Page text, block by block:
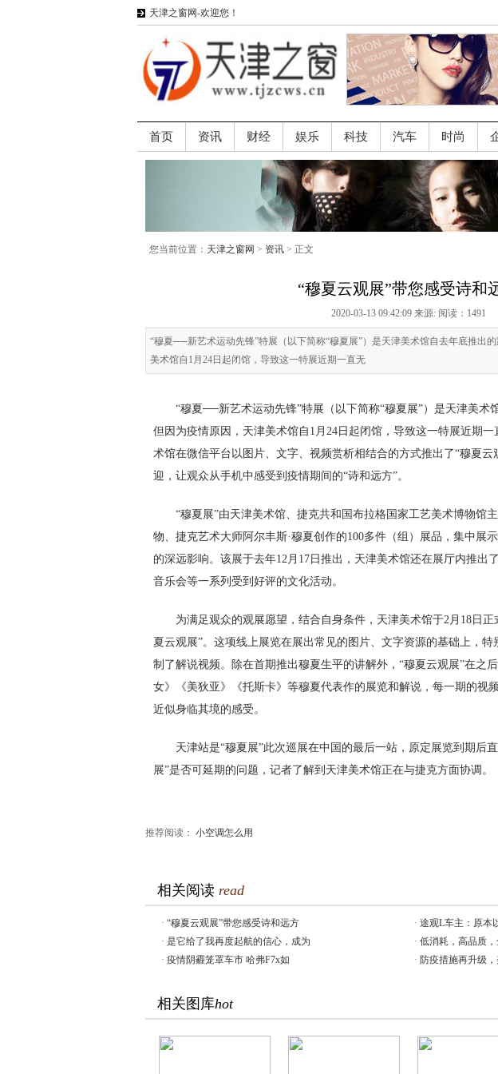
天津之窗网-欢迎您！
首页 资讯 财经 娱乐 科技 汽车 时尚
您当前位置： 天津之窗网 > 资讯 > 正文
“穆夏云观展”带您感受诗和
2020-03-13 09:42:09 来源: 阅读：1491
“穆夏──新艺术运动先锋”特展（以下简称“穆夏展”）是天津美术馆自去年底推出
美术馆自1月24日起闭馆，导致这一特展近期一直无
“穆夏──新艺术运动先锋”特展（以下简称“穆夏展”）是天津美术
但因为疫情原因，天津美术馆自1月24日起闭馆，导致这一特展近期
术馆在微信平台以图片、文字、视频赏析相结合的方式推出了“穆夏云
迎，让观众从手机中感受到疫情期间的“诗和远方”。
“穆夏展”由天津美术馆、捷克共和国布拉格国家工艺美术博物馆
物、捷克艺术大师阿尔丰斯·穆夏创作的100多件（组）展品，集中展
的深远影响。该展于去年12月17日推出，天津美术馆还在展厅内推出
音乐会等一系列受到好评的文化活动。
为满足观众的观展愿望，结合自身条件，天津美术馆于2月18日
夏云观展”。这项线上展览在展出常见的图片、文字资源的基础上，
制了解说视频。除在首期推出穆夏生平的讲解外，“穆夏云观展”在之
女》《美狄亚》《托斯卡》等穆夏代表作的展览和解说，每一期的视
近似身临其境的感受。
天津站是“穆夏展”此次巡展在中国的最后一站，原定展览到期后
展”是否可延期的问题，记者了解到天津美术馆正在与捷克方面协调。
推荐阅读： 小空调怎么用
相关阅读 read
· “穆夏云观展”带您感受诗和远方 · 途观L车主：原本
· 是它给了我再度起航的信心，成为 · 低消耗，高品质，
· 疫情阴霾笼罩车市 哈弗F7x如 · 防疫措施再升级
相关图库hot